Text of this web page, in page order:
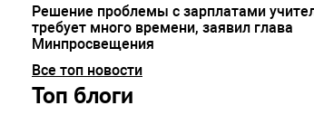
Решение проблемы с зарплатами
требует много времени, заявил глава
Минпросвещения
Все топ новости
Топ блоги